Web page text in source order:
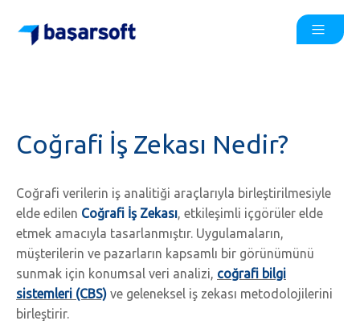
Coğrafi İş Zekası Nedir?
Coğrafi verilerin iş analitiği araçlarıyla birleştirilmesiyle
elde edilen Coğrafi İş Zekası, etkileşimli içgörüler elde
etmek amacıyla tasarlanmıştır. Uygulamaların,
müşterilerin ve pazarların kapsamlı bir görünümünü
sunmak için konumsal veri analizi, coğrafi bilgi
sistemleri (CBS) ve geleneksel iş zekası metodolojilerini
birleştirir.